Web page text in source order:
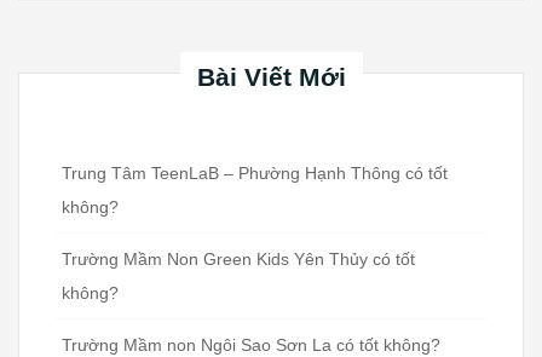
Bài Viết Mới
Trung Tâm TeenLaB – Phường Hạnh Thông có tốt
không?
Trường Mầm Non Green Kids Yên Thủy có tốt
không?
Trường Mầm non Ngôi Sao Sơn La có tốt không?